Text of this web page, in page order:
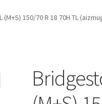
150/70 R 18 70H TL